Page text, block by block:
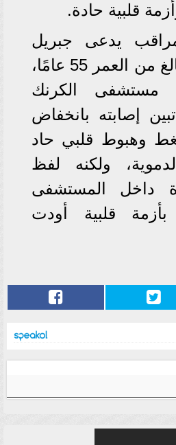
قلبية حادة.
يدعى جبريل
علي محمد، البالغ من العمر 55 عامًا،
مستشفى الكرنك
إصابته بانخفاض
وهبوط قلبي حاد
ولكنه لفظ
داخل المستشفى
بأزمة قلبية أودت